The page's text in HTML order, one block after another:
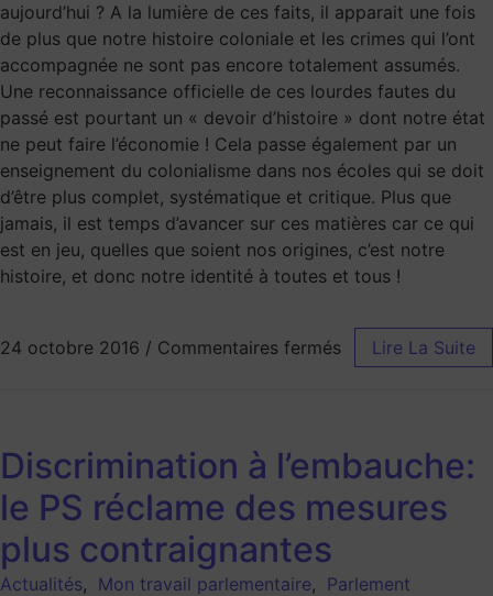
aujourd’hui ? A la lumière de ces faits, il apparait une fois
de plus que notre histoire coloniale et les crimes qui l’ont
accompagnée ne sont pas encore totalement assumés.
Une reconnaissance officielle de ces lourdes fautes du
passé est pourtant un « devoir d’histoire » dont notre état
ne peut faire l’économie ! Cela passe également par un
enseignement du colonialisme dans nos écoles qui se doit
d’être plus complet, systématique et critique. Plus que
jamais, il est temps d’avancer sur ces matières car ce qui
est en jeu, quelles que soient nos origines, c’est notre
histoire, et donc notre identité à toutes et tous !
24 octobre 2016 / Commentaires fermés Lire La Suite
Discrimination à l’embauche:
le PS réclame des mesures
plus contraignantes
Actualités, Mon travail parlementaire, Parlement